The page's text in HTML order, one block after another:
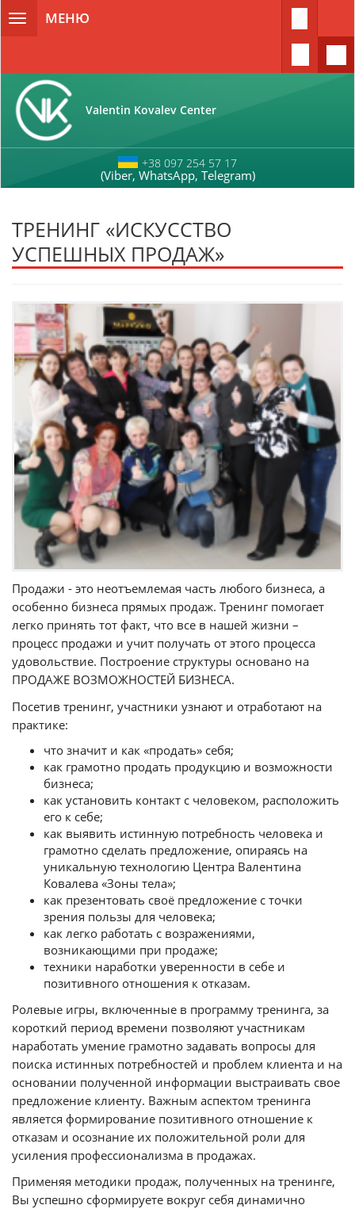
ToggleМЕНЮ
Valentin Kovalev Center
+38 097 254 57 17
(Viber, WhatsApp, Telegram)
ТРЕНИНГ «ИСКУССТВО
УСПЕШНЫХ ПРОДАЖ»
Продажи - это неотъемлемая часть любого бизнеса, а
особенно бизнеса прямых продаж. Тренинг помогает
легко принять тот факт, что все в нашей жизни –
процесс продажи и учит получать от этого процесса
удовольствие. Построение структуры основано на
ПРОДАЖЕ ВОЗМОЖНОСТЕЙ БИЗНЕСА.
Посетив тренинг, участники узнают и отработают на
практике:
что значит и как «продать» себя;
как грамотно продать продукцию и возможности
бизнеса;
как установить контакт с человеком, расположить
его к себе;
как выявить истинную потребность человека и
грамотно сделать предложение, опираясь на
уникальную технологию Центра Валентина
Ковалева «Зоны тела»;
как презентовать своё предложение с точки
зрения пользы для человека;
как легко работать с возражениями,
возникающими при продаже;
техники наработки уверенности в себе и
позитивного отношения к отказам.
Ролевые игры, включенные в программу тренинга, за
короткий период времени позволяют участникам
наработать умение грамотно задавать вопросы для
поиска истинных потребностей и проблем клиента и на
основании полученной информации выстраивать свое
предложение клиенту. Важным аспектом тренинга
является формирование позитивного отношение к
отказам и осознание их положительной роли для
усиления профессионализма в продажах.
Применяя методики продаж, полученных на тренинге,
Вы успешно сформируете вокруг себя динамично